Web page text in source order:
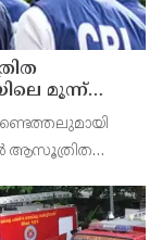
മൂന്ന്
നിർണായക
ആസൂത്രിത